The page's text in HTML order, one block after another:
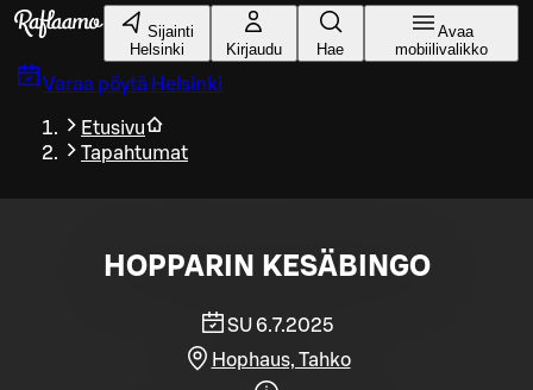
Siirry pääsisältöön
Sijainti
Helsinki
Kirjaudu Hae
Avaa
mobiilivalikko
Varaa pöytä Helsinki
Etusivu
Tapahtumat
HOPPARIN KESÄBINGO
SU 6.7.2025
Hophaus, Tahko